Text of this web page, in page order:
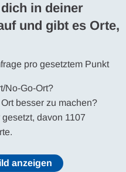
in deiner
und gibt es Orte,
pro gesetztem Punkt
No-Go-Ort?
besser zu machen?
davon 1107
anzeigen